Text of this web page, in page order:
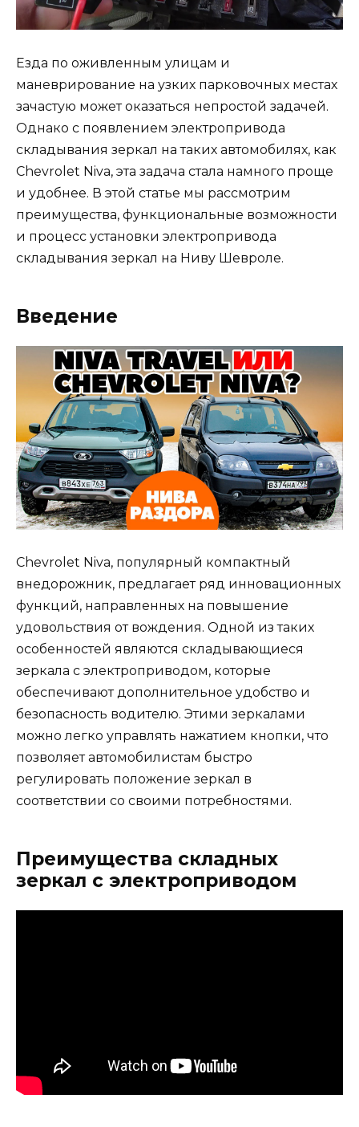
Езда по оживленным улицам и
маневрирование на узких парковочных местах
зачастую может оказаться непростой задачей.
Однако с появлением электропривода
складывания зеркал на таких автомобилях, как
Chevrolet Niva, эта задача стала намного проще
и удобнее. В этой статье мы рассмотрим
преимущества, функциональные возможности
и процесс установки электропривода
складывания зеркал на Ниву Шевроле.
Введение
Chevrolet Niva, популярный компактный
внедорожник, предлагает ряд инновационных
функций, направленных на повышение
удовольствия от вождения. Одной из таких
особенностей являются складывающиеся
зеркала с электроприводом, которые
обеспечивают дополнительное удобство и
безопасность водителю. Этими зеркалами
можно легко управлять нажатием кнопки, что
позволяет автомобилистам быстро
регулировать положение зеркал в
соответствии со своими потребностями.
Преимущества складных
зеркал с электроприводом